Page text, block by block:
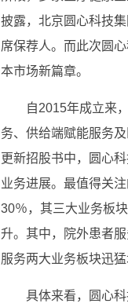
披露，北京圆心科技
席保荐人。而此次圆
本市场新篇章。
自2015年成立来
务、供给端赋能服务
更新招股书中，圆心
业务进展。最值得关
30％，其三大业务板
升。其中，院外患者
服务两大业务板块迅
具体来看，圆心